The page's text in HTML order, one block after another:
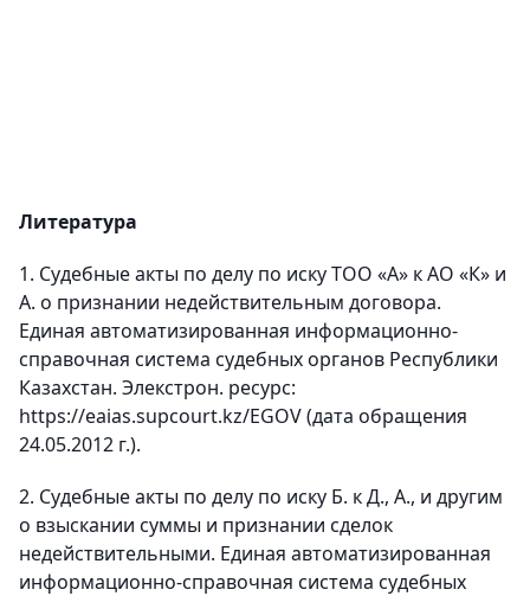
Литература
1. Судебные акты по делу по иску ТОО «А» к АО «К» и
А. о признании недействительным договора.
Единая автоматизированная информационно-
справочная система судебных органов Республики
Казахстан. Элекстрон. ресурс:
https://eaias.supcourt.kz/EGOV (дата обращения
24.05.2012 г.).
2. Судебные акты по делу по иску Б. к Д., А., и другим
о взыскании суммы и признании сделок
недействительными. Единая автоматизированная
информационно-справочная система судебных